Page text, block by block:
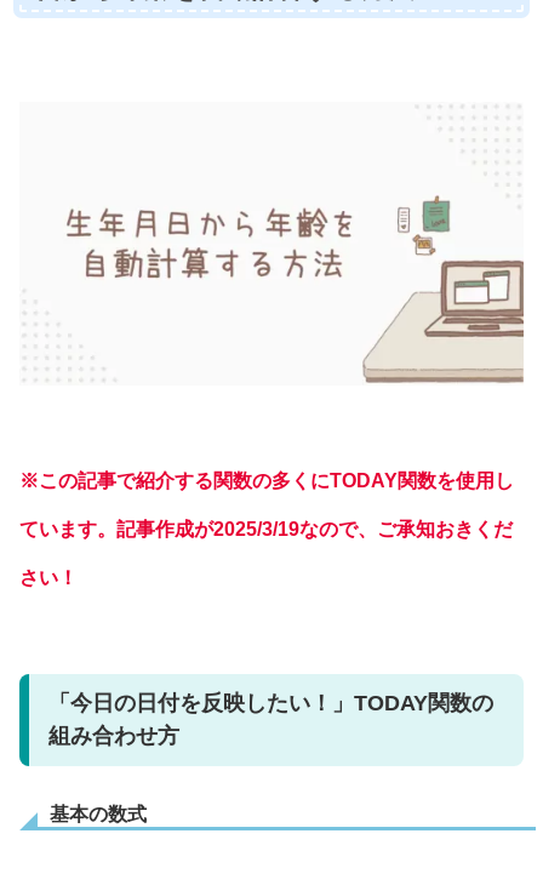
※この記事で紹介する関数の多くにTODAY関数を使用し
ています。記事作成が2025/3/19なので、ご承知おきくだ
さい！
「今日の日付を反映したい！」TODAY関数の
組み合わせ方
基本の数式